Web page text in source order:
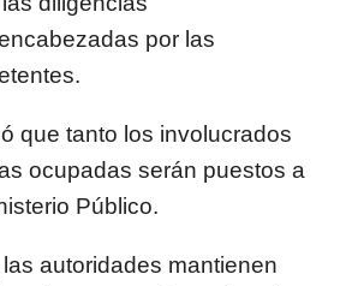
por las
que tanto los involucrados
ocupadas serán puestos a
Público.
autoridades mantienen